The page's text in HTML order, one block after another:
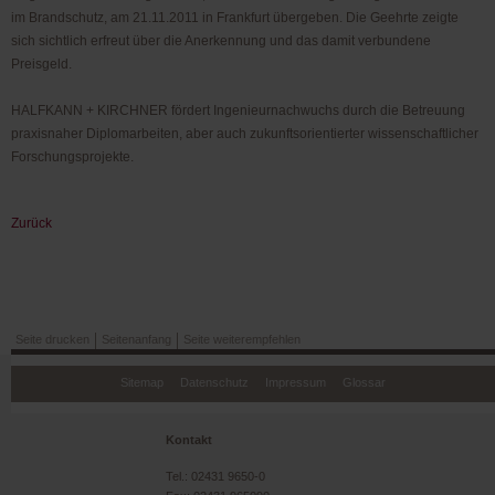
im Brandschutz, am 21.11.2011 in Frankfurt übergeben. Die Geehrte zeigte
sich sichtlich erfreut über die Anerkennung und das damit verbundene
Preisgeld.
HALFKANN + KIRCHNER fördert Ingenieurnachwuchs durch die Betreuung
praxisnaher Diplomarbeiten, aber auch zukunftsorientierter wissenschaftlicher
Forschungsprojekte.
Zurück
Seite drucken Seitenanfang Seite weiterempfehlen
Sitemap Datenschutz Impressum Glossar
Kontakt
Tel.: 02431 9650-0